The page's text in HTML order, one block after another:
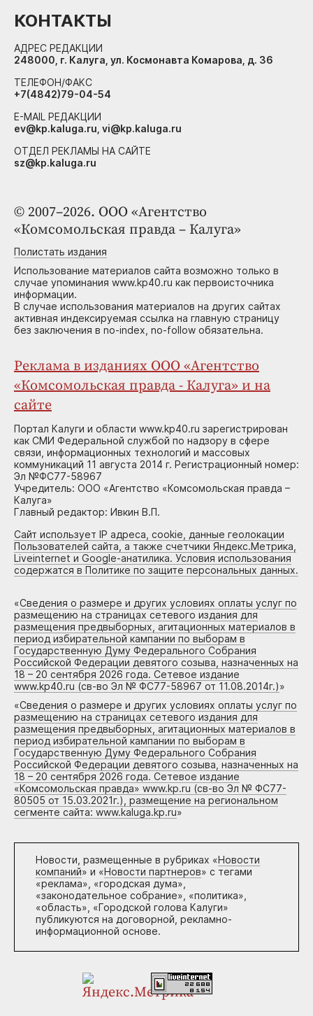
© 2007–2026. ООО «Агентство
«Комсомольская правда – Калуга»
Полистать издания
Использование материалов сайта возможно только в
случае упоминания www.kp40.ru как первоисточника
информации.
В случае использования материалов на других сайтах
активная индексируемая ссылка на главную страницу
без заключения в no-index, no-follow обязательна.
Реклама в изданиях ООО «Агентство
«Комсомольская правда - Калуга» и на
сайте
Портал Калуги и области www.kp40.ru зарегистрирован
как СМИ Федеральной службой по надзору в сфере
связи, информационных технологий и массовых
коммуникаций 11 августа 2014 г. Регистрационный номер:
Эл №ФС77-58967
Учредитель: ООО «Агентство «Комсомольская правда –
Калуга»
Главный редактор: Ивкин В.П.
Сайт использует IP адреса, cookie, данные геолокации
Пользователей сайта, а также счетчики Яндекс.Метрика,
Liveinternet и Google-анатилика. Условия использования
содержатся в Политике по защите персональных данных.
«Сведения о размере и других условиях оплаты услуг по
размещению на страницах сетевого издания для
размещения предвыборных, агитационных материалов в
период избирательной кампании по выборам в
Государственную Думу Федерального Собрания
Российской Федерации девятого созыва, назначенных на
18 – 20 сентября 2026 года. Сетевое издание
www.kp40.ru (св-во Эл № ФС77-58967 от 11.08.2014г.)»
«Сведения о размере и других условиях оплаты услуг по
размещению на страницах сетевого издания для
размещения предвыборных, агитационных материалов в
период избирательной кампании по выборам в
Государственную Думу Федерального Собрания
Российской Федерации девятого созыва, назначенных на
18 – 20 сентября 2026 года. Сетевое издание
«Комсомольская правда» www.kp.ru (св-во Эл № ФС77-
80505 от 15.03.2021г.), размещение на региональном
сегменте сайта: www.kaluga.kp.ru»
Новости, размещенные в рубриках «Новости
компаний» и «Новости партнеров» с тегами
«реклама», «городская дума»,
«законодательное собрание», «политика»,
«область», «Городской голова Калуги»
публикуются на договорной, рекламно-
информационной основе.
КОНТАКТЫ
АДРЕС РЕДАКЦИИ
248000, г. Калуга, ул. Космонавта Комарова, д. 36
ТЕЛЕФОН/ФАКС
+7(4842)79-04-54
E-MAIL РЕДАКЦИИ
ev@kp.kaluga.ru, vi@kp.kaluga.ru
ОТДЕЛ РЕКЛАМЫ НА САЙТЕ
sz@kp.kaluga.ru